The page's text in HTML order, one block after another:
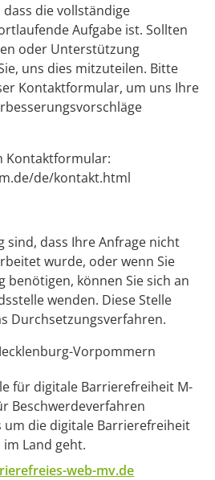
die vollständige
Aufgabe ist. Sollten
oder Unterstützung
uns dies mitzuteilen. Bitte
Kontaktformular, um uns Ihre
Kontaktformular:
de/kontakt.html
sind, dass Ihre Anfrage nicht
wurde, oder wenn Sie
können Sie sich an
wenden. Diese Stelle
Durchsetzungsverfahren.
Vorpommern
für digitale Barrierefreiheit M-
Beschwerdeverfahren
um die digitale Barrierefreiheit
Land geht.
web-mv.de